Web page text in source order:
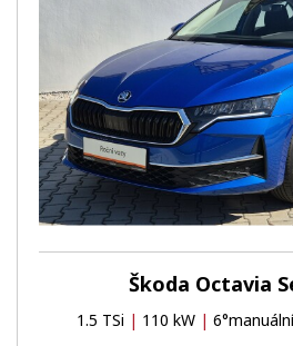
Škoda Octavia
1.5 TSi | 110 kW |